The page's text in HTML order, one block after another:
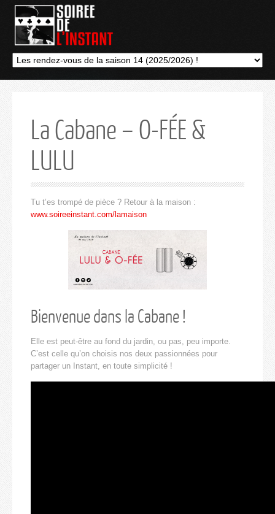
La Cabane – O-FÉE &
LULU
Tu t’es trompé de pièce ? Retour à la maison :
www.soireeinstant.com/lamaison
Bienvenue dans la Cabane !
Elle est peut-être au fond du jardin, ou pas, peu importe.
C’est celle qu’on choisis nos deux passionnées pour
partager un Instant, en toute simplicité !